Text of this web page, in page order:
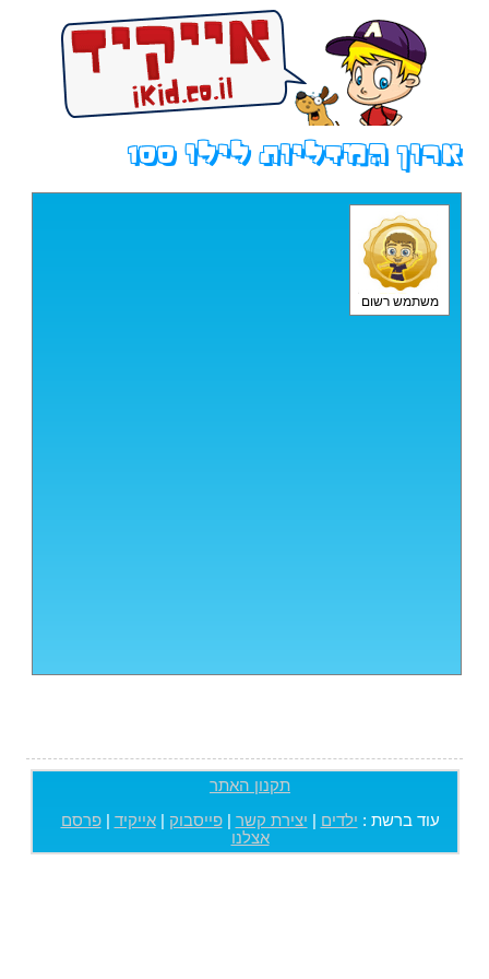
ארון המדליות לילו 100
משתמש רשום
תקנון האתר
עוד ברשת : ילדים יצירת קשר |פייסבוק |אייקיד |פרסם
אצלנו